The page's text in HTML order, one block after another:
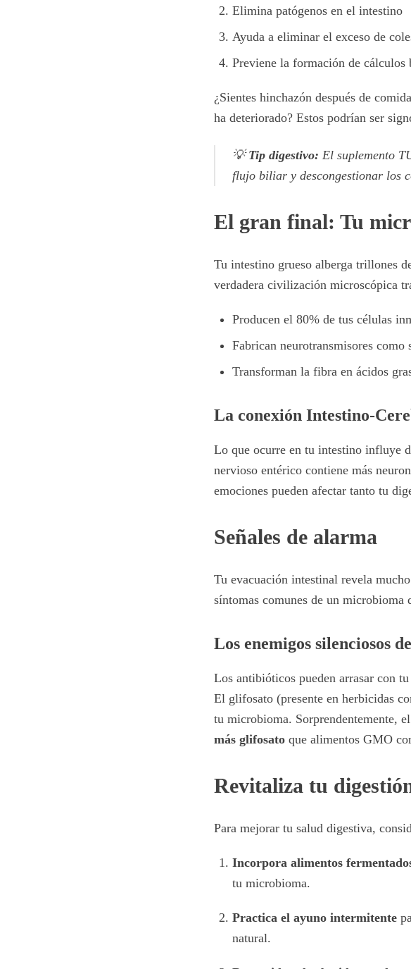
Elimina patógenos en el intestino
Ayuda a eliminar el exceso de
Previene la formación de cálculos
¿Sientes hinchazón después de
ha deteriorado? Estos podrían ser
💡Tip digestivo: El suplemento
flujo biliar y descongestionar los
El gran final: Tu
Tu intestino grueso alberga trillones
verdadera civilización microscópica
Producen el 80% de tus células
Fabrican neurotransmisores como
Transforman la fibra en ácidos
La conexión Intestino-
Lo que ocurre en tu intestino influye
nervioso entérico contiene más
emociones pueden afectar tanto tu
Señales de alarma
Tu evacuación intestinal revela
síntomas comunes de un microbioma
Los enemigos silenciosos
Los antibióticos pueden arrasar con
El glifosato (presente en herbicidas
tu microbioma. Sorprendentemente,
más glifosato que alimentos GMO
Revitaliza tu
Para mejorar tu salud digestiva,
Incorpora alimentos
tu microbioma.
Practica el ayuno intermitente
natural.